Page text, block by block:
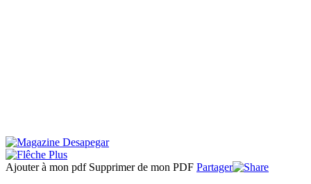
Ajouter à mon pdf Supprimer de mon PDF Partager